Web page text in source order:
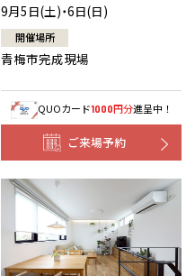
9月5日(土)・6日(日)
開催場所
青梅市完成現場
QUOカード1000円分進呈中！
ご来場予約